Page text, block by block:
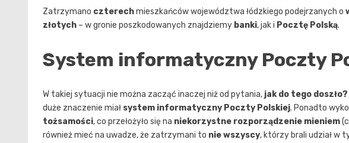
Zatrzymano czterechmieszkańców województwa łódzkiego podejrzanych o
złotych – w gronie poszkodowanych znajdziemy banki, jak i Pocztę Polską.
System informatyczny Poczty
W takiej sytuacji nie można zacząć inaczej niż od pytania, jak do tego doszło?
duże znaczenie miał system informatyczny Poczty Polskiej. Ponadto
tożsamości, co przełożyło się na niekorzystne rozporządzenie mieniem
również mieć na uwadze, że zatrzymani to nie wszyscy, którzy brali udział w